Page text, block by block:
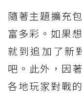
隨著主題擴充
富多彩。如果
就到追加了新
吧。此外，因
各地玩家對戰